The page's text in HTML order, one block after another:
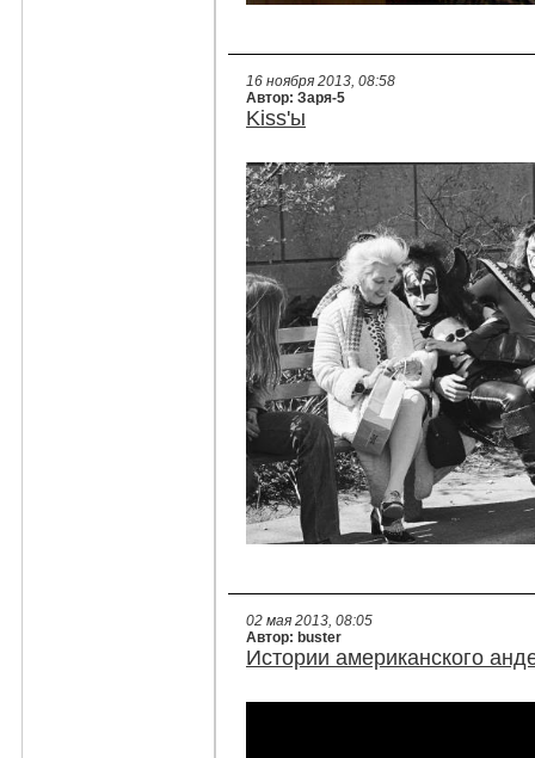
16 ноября 2013, 08:58
Автор: Заря-5
Kiss'ы
02 мая 2013, 08:05
Автор: buster
Истории американского